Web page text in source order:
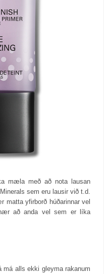
mæla með að nota lausan
sem eru lausir við t.d.
yfirborð húðarinnar vel
að anda vel sem er líka
má alls ekki gleyma rakanum